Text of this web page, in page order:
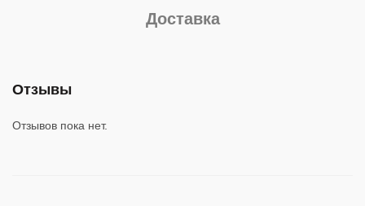
Доставка
Отзывы
Отзывов пока нет.